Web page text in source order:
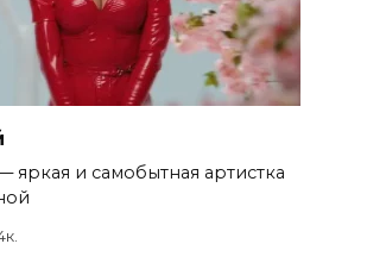
яркая и самобытная артистка